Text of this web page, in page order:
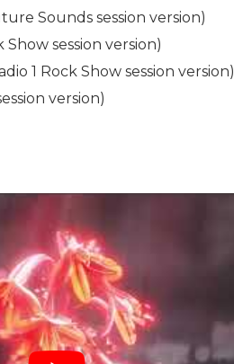
Sounds session version)
Show session version)
1 Rock Show session version)
version)